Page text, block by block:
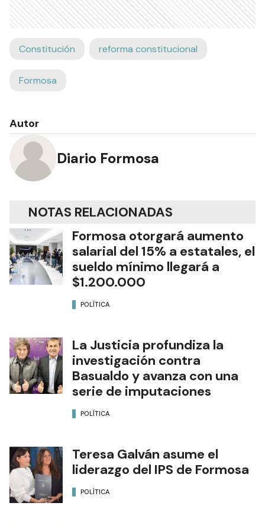
Constitución reforma constitucional
Formosa
Autor
Diario Formosa
NOTAS RELACIONADAS
Formosa otorgará aumento
salarial del 15% a estatales, el
sueldo mínimo llegará a
$1.200.000
POLÍTICA
La Justicia profundiza la
investigación contra
Basualdo y avanza con una
serie de imputaciones
POLÍTICA
Teresa Galván asume el
liderazgo del IPS de Formosa
POLÍTICA